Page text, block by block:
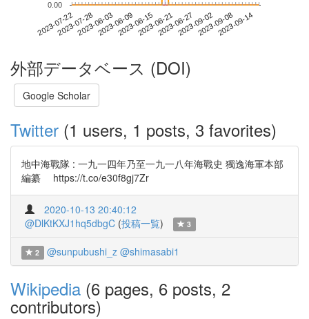
2023-07-222023-07-282023-08-032023-08-092023-08-152023-08-212023-08-272023-09-022023-09-082023-09-14
0.00
外部データベース (DOI)
Google Scholar
Twitter (1 users, 1 posts, 3 favorites)
地中海戰隊 : 一九一四年乃至一九一八年海戰史 獨逸海軍本部
編纂 https://t.co/e30f8gj7Zr
2020-10-13 20:40:12
@DlKtKXJ1hq5dbgC (投稿一覧) 3
2 @sunpubushi_z @shimasabi1
Wikipedia (6 pages, 6 posts, 2
contributors)